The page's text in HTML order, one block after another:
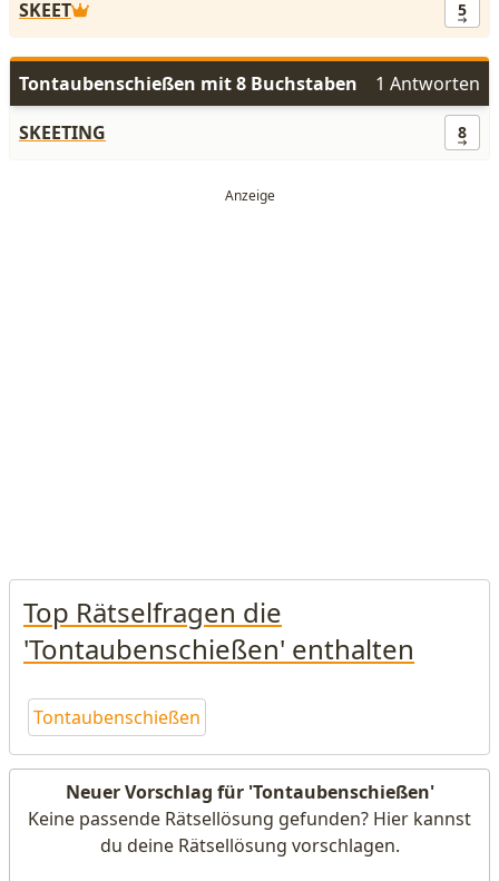
SKEET 5
Tontaubenschießen mit 8 Buchstaben
1 Antworten
SKEETING
8
Top Rätselfragen die
'Tontaubenschießen' enthalten
Tontaubenschießen
Neuer Vorschlag für 'Tontaubenschießen'
Keine passende Rätsellösung gefunden? Hier kannst
du deine Rätsellösung vorschlagen.